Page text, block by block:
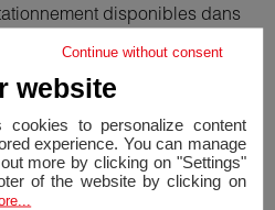
disponibles dans
ce bien. A découvrir
BAETA +41 79 666 23 96
Continue without consent
website
cookies to personalize content
experience. You can manage
more by clicking on "Settings"
of the website by clicking on